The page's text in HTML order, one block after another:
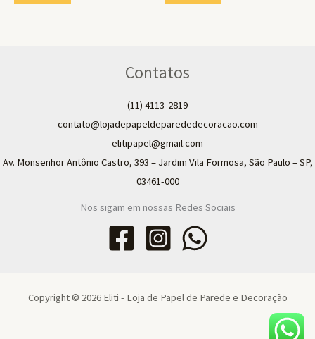
Contatos
(11) 4113-2819
contato@lojadepapeldeparededecoracao.com
elitipapel@gmail.com​
Av. Monsenhor Antônio Castro, 393 – Jardim Vila Formosa, São Paulo – SP,
03461-000
Nos sigam em nossas Redes Sociais
Copyright © 2026 Eliti - Loja de Papel de Parede e Decoração